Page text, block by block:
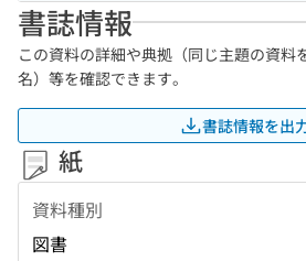
書誌情報
この資料の詳細や典拠（同じ主題の資料
名）等を確認できます。
書誌情報を出
紙
資料種別
図書